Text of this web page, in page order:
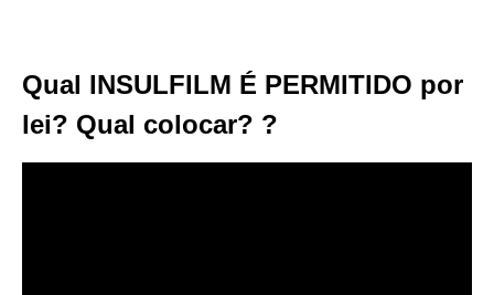
Qual INSULFILM É PERMITIDO por
lei? Qual colocar? ?